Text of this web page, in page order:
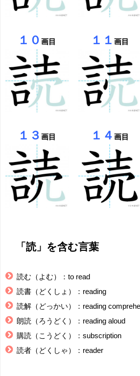
１０画目 １１ 画目
１３画目 １４ 画目
「読」を含む言葉
読む（よむ）：to read
読書（どくしょ）：reading
読解（どっかい）：reading
朗読（ろうどく）： reading aloud
購読（こうどく）： subscription
読者（どくしゃ）： reader